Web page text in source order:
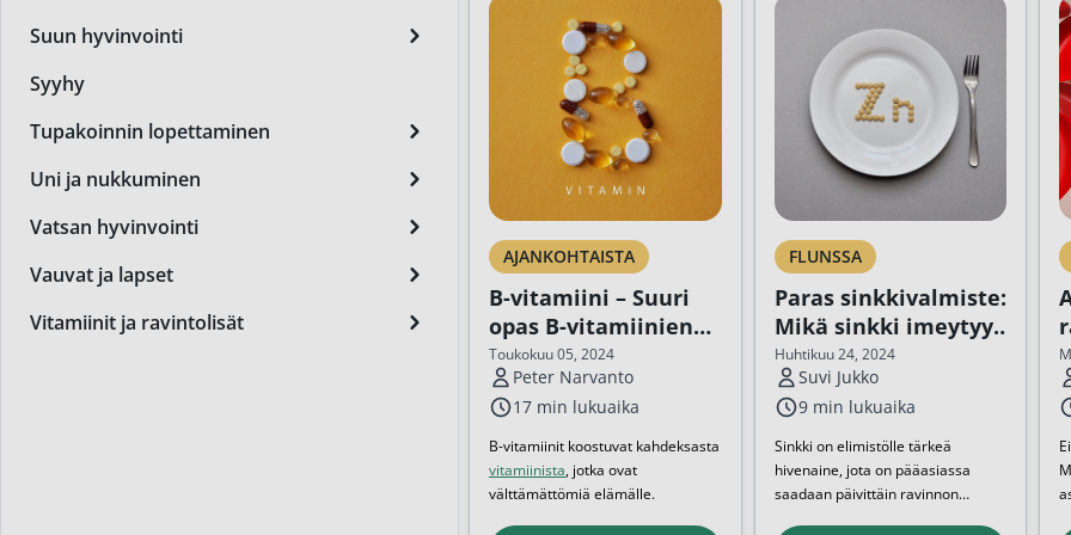
Suun hyvinvointi
Syyhy
Tupakoinnin lopettaminen
Uni ja nukkuminen
Vatsan hyvinvointi
Vauvat ja lapset
Vitamiinit ja ravintolisät
Miesten ihonhoito ja parranajo
Perusvoiteet
Päivävoiteet
Seerumit
Silmänympärysvoiteet
Syylät ja känsät
Vartalonhoito
Värikosmetiikka
Yövoiteet
Mikroneulaus ja Gua sha
End of the navigation. Close navigation.
AJANKOHTAISTA
B-vitamiini – Suuri
opas B-vitamiinien
maailmaan
Toukokuu 05, 2024
Peter Narvanto
17 min lukuaika
B-vitamiinit koostuvat kahdeksasta
vitamiinista, jotka ovat
välttämättömiä elämälle.
FLUNSSA
Paras sinkkivalmiste:
Mikä sinkki imeytyy
parhaiten?
Huhtikuu 24, 2024
Suvi Jukko
9 min lukuaika
Sinkki on elimistölle tärkeä
hivenaine, jota on pääasiassa
saadaan päivittäin ravinnon